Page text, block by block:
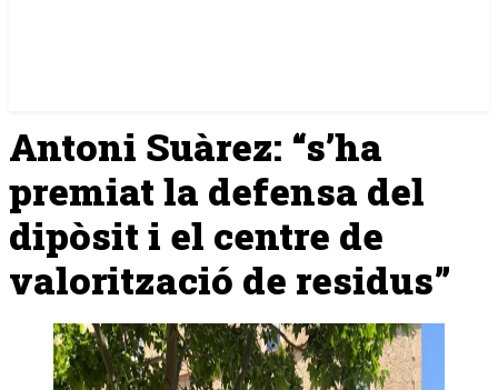
Antoni Suàrez: “s’ha
premiat la defensa del
dipòsit i el centre de
valorització de residus”